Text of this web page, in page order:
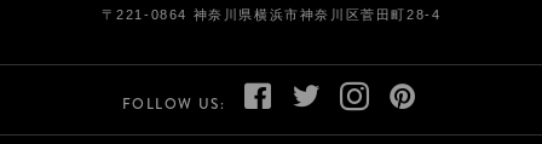
〒221-0864 神奈川県横浜市神奈川区菅田町28-4
FOLLOW US: